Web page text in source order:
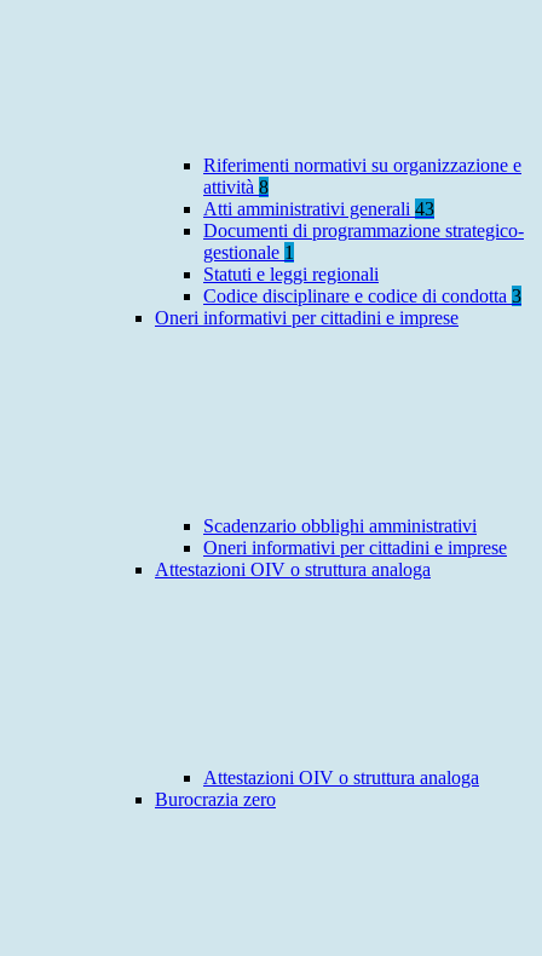
Riferimenti normativi su organizzazione e
attività 8
Atti amministrativi generali 43
Documenti di programmazione strategico-
gestionale 1
Statuti e leggi regionali
Codice disciplinare e codice di condotta 3
Oneri informativi per cittadini e imprese
Scadenzario obblighi amministrativi
Oneri informativi per cittadini e imprese
Attestazioni OIV o struttura analoga
Attestazioni OIV o struttura analoga
Burocrazia zero